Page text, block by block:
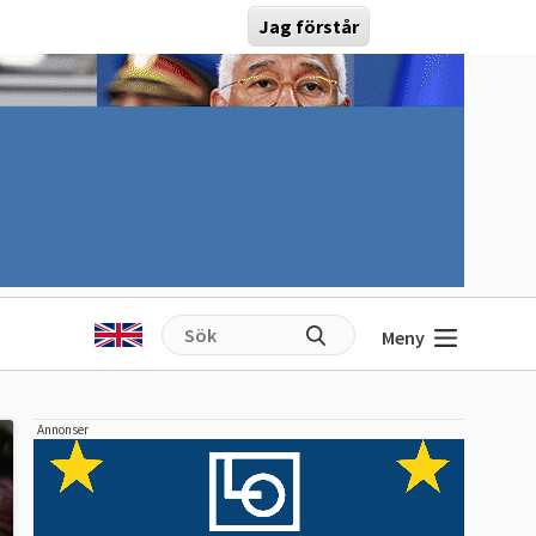
Jag förstår
Meny
Annonser